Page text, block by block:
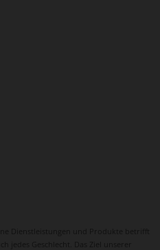
Dienstleistungen und Produkte betrifft
jedes Geschlecht. Das Ziel unserer